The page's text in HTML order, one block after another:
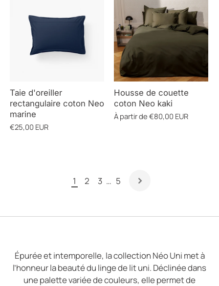
Taie d'oreiller
rectangulaire coton Neo
marine
€25,00 EUR
Housse de couette
coton Neo kaki
À partir de €80,00 EUR
1 2 3 … 5
Épurée et intemporelle, la collection Néo Uni met à
l’honneur la beauté du linge de lit uni. Déclinée dans
une palette variée de couleurs, elle permet de